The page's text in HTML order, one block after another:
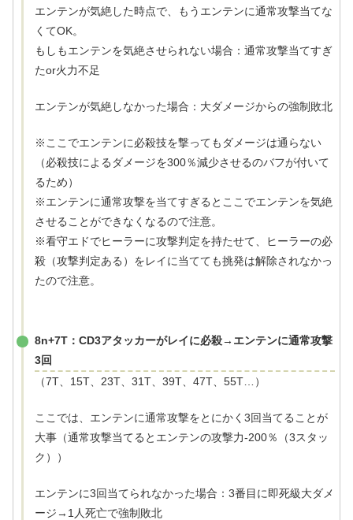
エンテンが気絶した時点で、もうエンテンに通常攻撃当てな
くてOK。
もしもエンテンを気絶させられない場合：通常攻撃当てすぎ
たor火力不足
エンテンが気絶しなかった場合：大ダメージからの強制敗北
※ここでエンテンに必殺技を撃ってもダメージは通らない
（必殺技によるダメージを300％減少させるのバフが付いて
るため）
※エンテンに通常攻撃を当てすぎるとここでエンテンを気絶
させることができなくなるので注意。
※看守エドでヒーラーに攻撃判定を持たせて、ヒーラーの必
殺（攻撃判定ある）をレイに当てても挑発は解除されなかっ
たので注意。
8n+7T：CD3アタッカーがレイに必殺→エンテンに通常攻撃
3回
（7T、15T、23T、31T、39T、47T、55T…）
ここでは、エンテンに通常攻撃をとにかく3回当てることが
大事（通常攻撃当てるとエンテンの攻撃力-200％（3スタッ
ク））
エンテンに3回当てられなかった場合：3番目に即死級大ダメ
ージ→1人死亡で強制敗北